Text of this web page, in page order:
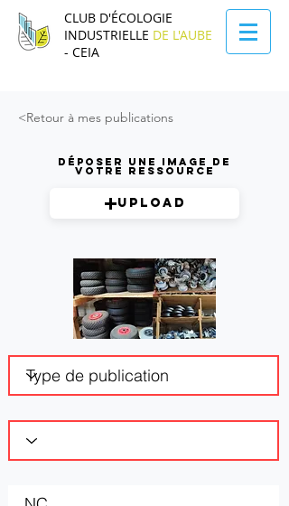
CLUB D'ÉCOLOGIE
INDUSTRIELLE DE L'AUBE
- CEIA
<Retour à mes publications
Déposer une image de
votre ressource
Upload